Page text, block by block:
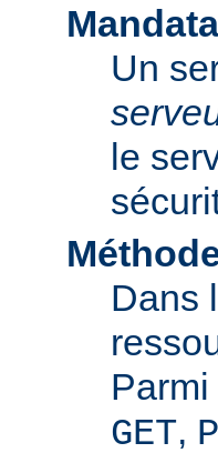
Un
le
Dans
GET,